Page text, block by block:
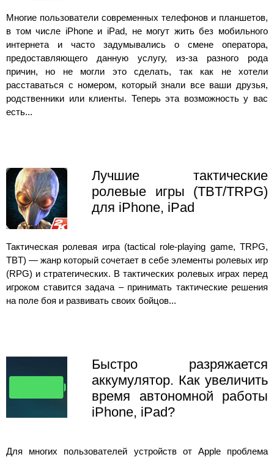
Многие пользователи современных телефонов и планшетов,
в том числе iPhone и iPad, не могут жить без мобильного
интернета и часто задумывались о смене оператора,
предоставляющего данную услугу, из-за разного рода
причин, но не могли это сделать, так как не хотели
расставаться с номером, который знали все ваши друзья,
родственники или клиенты. Теперь эта возможность у вас
есть...
Лучшие тактические
ролевые игры (TBT/TRPG)
для iPhone, iPad
Тактическая ролевая игра (tactical role-playing game, TRPG,
TBT) — жанр который сочетает в себе элементы ролевых игр
(RPG) и стратегических. В тактических ролевых играх перед
игроком ставится задача – принимать тактические решения
на поле боя и развивать своих бойцов...
Быстро разряжается
аккумулятор. Как увеличить
время автономной работы
iPhone, iPad?
Для многих пользователей устройств от Apple проблема